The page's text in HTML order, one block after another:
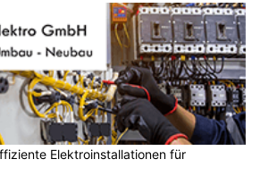
Elektroinstallationen für